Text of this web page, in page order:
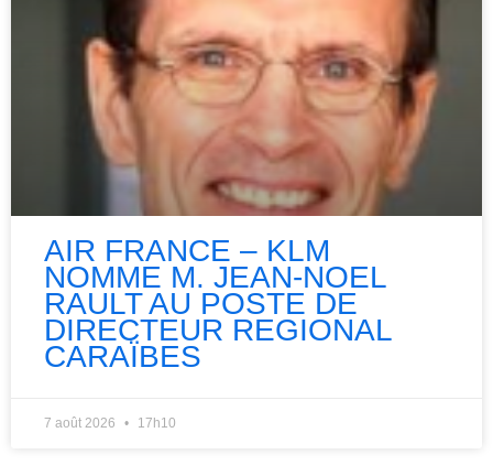
AIR FRANCE – KLM
NOMME M. JEAN-NOEL
RAULT AU POSTE DE
DIRECTEUR REGIONAL
CARAÏBES
7 août 2026 17h10